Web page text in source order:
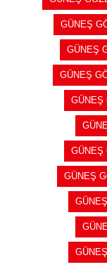
GÜNEŞ
GÜNEŞ
GÜNEŞ
GÜNEŞ
GÜNEŞ
GÜNEŞ